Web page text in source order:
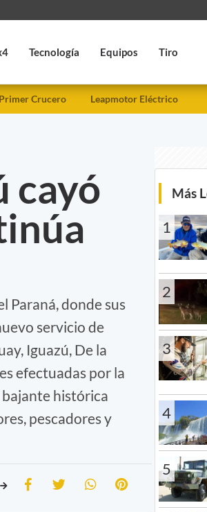
Tecnología Equipos Tiro
Primer Crucero Leapmotor Eléctrico
cayó
Paraná, donde sus
servicio de
Iguazú, De la
efectuadas por la
histórica
pescadores y
Más
1
2
3
4
5